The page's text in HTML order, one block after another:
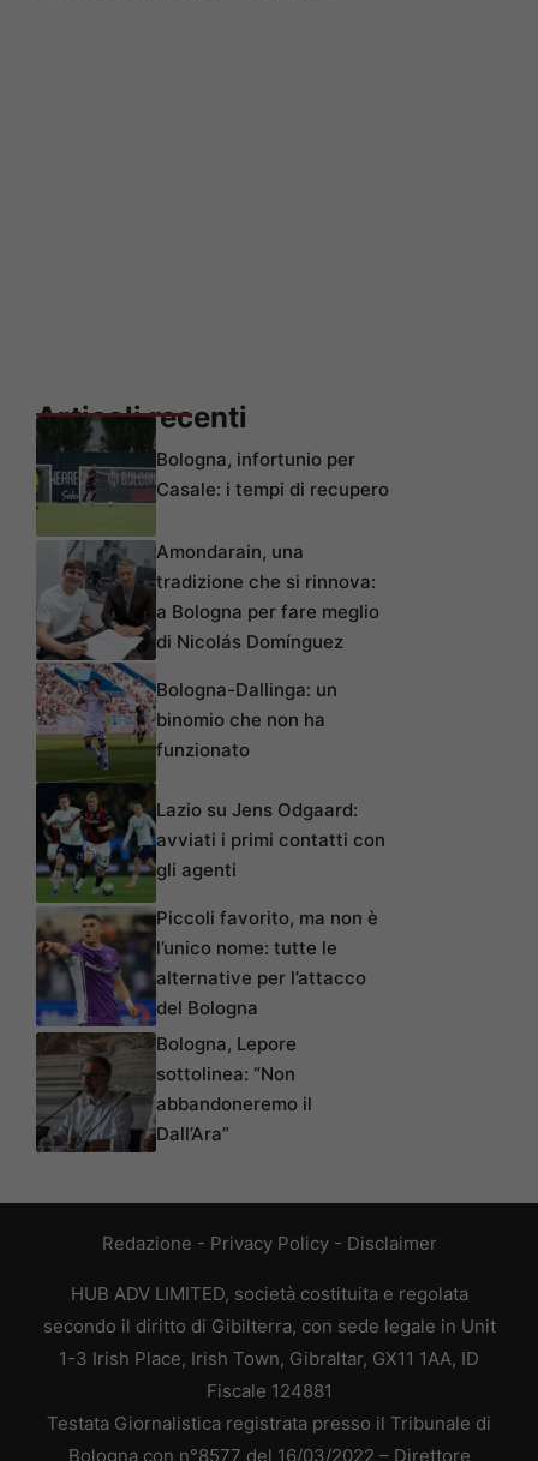
Articoli recenti
Bologna, infortunio per
Casale: i tempi di recupero
Amondarain, una
tradizione che si rinnova:
a Bologna per fare meglio
di Nicolás Domínguez
Bologna-Dallinga: un
binomio che non ha
funzionato
Lazio su Jens Odgaard:
avviati i primi contatti con
gli agenti
Piccoli favorito, ma non è
l’unico nome: tutte le
alternative per l’attacco
del Bologna
Bologna, Lepore
sottolinea: “Non
abbandoneremo il
Dall’Ara”
Redazione - Privacy Policy- Disclaimer
HUB ADV LIMITED, società costituita e regolata
secondo il diritto di Gibilterra, con sede legale in Unit
1-3 Irish Place, Irish Town, Gibraltar, GX11 1AA, ID
Fiscale 124881
Testata Giornalistica registrata presso il Tribunale di
Bologna con n°8577 del 16/03/2022 – Direttore